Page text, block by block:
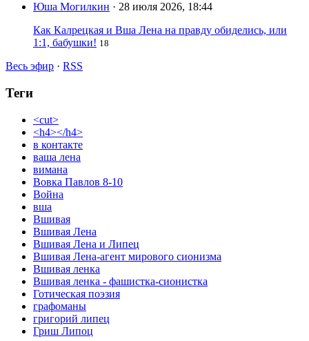
Юша Могилкин · 28 июля 2026, 18:44
Как Калрецкая и Вша Лена на правду обиделись, или
1:1, бабушки! 18
Весь эфир · RSS
Теги
<cut>
<h4></h4>
в контакте
ваша лена
вимана
Вовка Павлов 8-10
Война
вша
Вшивая
Вшивая Лена
Вшивая Лена и Липец
Вшивая Лена-агент мирового сионизма
Вшивая ленка
Вшивая ленка - фашистка-сионистка
Готическая поэзия
графоманы
григорий липец
Гриш Липоц